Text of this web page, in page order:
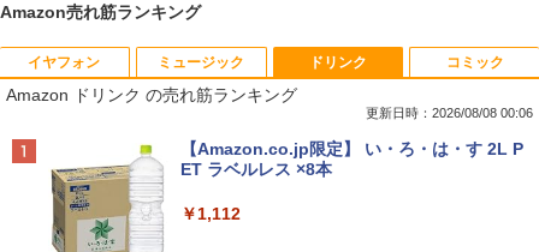
1
PHILIPS 241V8 LED液晶モニター 23.8
インチワイド ブラック 1920×1080 （フ
ルHD）16:9 IPSパネル 非光沢 ノングレ
ア 液晶ディスプレイ HDMI VGA VESA準
拠 PS4 switch 対応 スイッチ 【中古】
1
ギルティサークル（21） 【電子書籍】[
山本やみー ]
￥792
Amazon売れ筋ランキング
イヤフォン
Anker Soundcore P40i オフホワイト
ミュージック
BRUCE WAYNE feat. Flo Milli, ATL Jacob
[Explicit]
￥250
ドリンク
Amazon ドリンク の売れ筋ランキング
更新日時：2026/08/08 00:06
【Amazon.co.jp限定】 い・ろ・は・す 2L P
ET ラベルレス ×8本
￥1,112
コミック